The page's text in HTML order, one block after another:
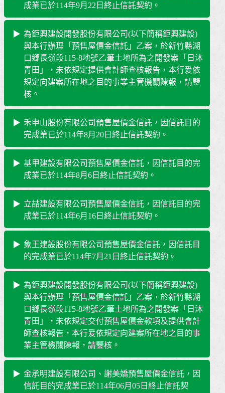
成業已於114年9月22日終止信託契約。
為鉅興建設開發股份有限公司(以下簡稱鉅興建設)
與本行辦理「預售屋價金信託」乙案，於新竹縣湖
口鄉長嶺段115-8地號乙筆土地所為之開發案「日沐
青田」，未依規定提供會計師查核報告，本行爰依
規定向建案所在地之目的事業主管機關陳報，請鑒
核。
禾申山股份有限公司預售屋價金信託，因信託目的
完成業已於114年8月20日終止信託契約。
基甲建設有限公司預售屋價金信託，因信託目的完
成業已於114年8月6日終止信託契約。
立喆建設有限公司預售屋價金信託，因信託目的完
成業已於114年6月16日終止信託契約。
象王建設股份有限公司預售屋價金信託，因信託目
的完成業已於114年7月21日終止信託契約。
為鉅興建設開發股份有限公司(以下簡稱鉅興建設)
與本行辦理「預售屋價金信託」乙案，於新竹縣湖
口鄉長嶺段115-8地號乙筆土地所為之開發案「日沐
青田」，未依規定交付預售屋價金款項及提供會計
師查核報告，本行爰依規定向建案所在地之目的事
業主管機關陳報，請鑒核。
金承明建設有限公司、謝美嬌預售屋價金信託，因
信託目的完成業已於114年06月05日終止信託契